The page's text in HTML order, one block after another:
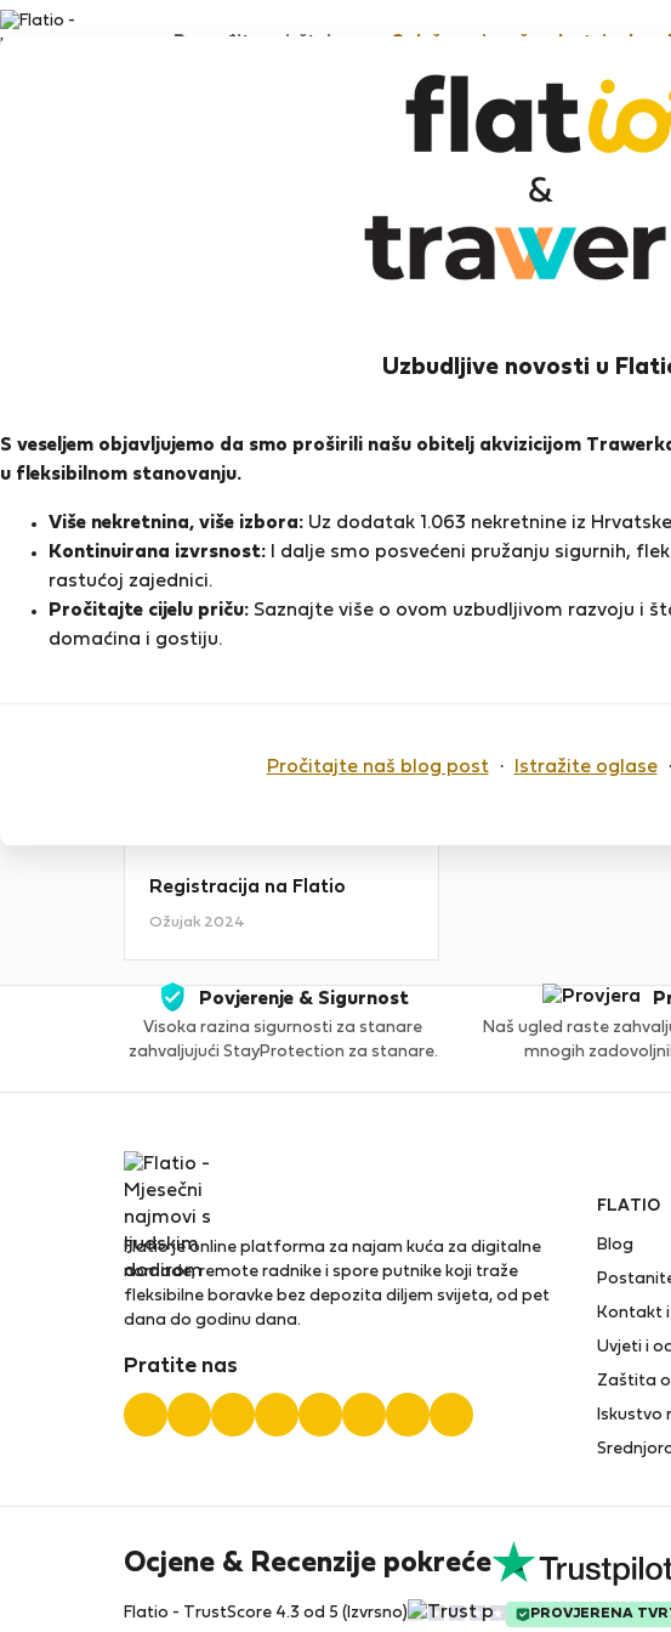
Uzbudljive novosti u
S veseljem objavljujemo da smo proširili našu obitelj akvizicijom
u fleksibilnom stanovanju.
Više nekretnina, više izbora: Uz dodatak 1.063 nekretnine iz
Kontinuirana izvrsnost: I dalje smo posvećeni pružanju sigurnih,
rastućoj zajednici.
Pročitajte cijelu priču: Saznajte više o ovom uzbudljivom razvoju i
domaćina i gostiju.
Pročitajte naš blog post· Istražite oglase
Pronađite smještaj Oglašavanje vaše nekretnine
Seren
Ocjena i
O meni
It's just so lovely to welcome you in
the place, which will hold memories
and smiles and a great time , just
enjoy the amazing view along with
Registracija na Flatio
Ožujak 2024
Do sada nema
Povjerenje & Sigurnost
Visoka razina sigurnosti za stanare
zahvaljujući StayProtection za stanare.
Naš ugled raste
mnogih
Flatio je online platforma za najam kuća za digitalne
nomade, remote radnike i spore putnike koji traže
fleksibilne boravke bez depozita diljem svijeta, od pet
dana do godinu dana.
Pratite nas
FLATIO
Blog
Kontakt
Uvjeti i
Zaštita
Iskustvo
Ocjene & Recenzije pokreće
Flatio - TrustScore 4.3 od 5 (Izvrsno) PROVJERENA